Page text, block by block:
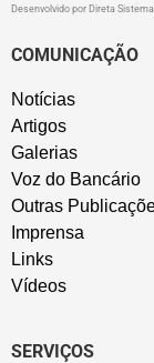
Desenvolvido por Direta
COMUNICAÇÃO
Notícias
Artigos
Galerias
Voz do Bancário
Outras
Imprensa
Links
Vídeos
SERVIÇOS